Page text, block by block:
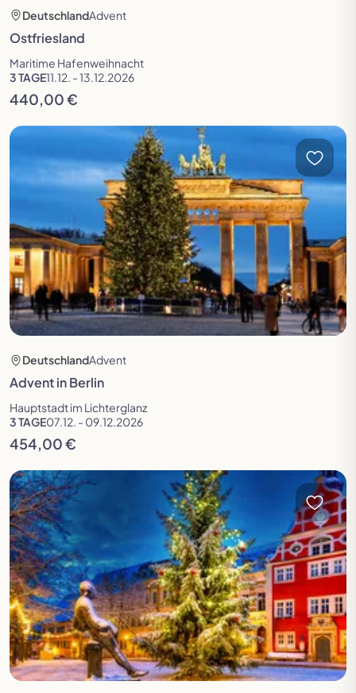
DeutschlandAdvent
Ostfriesland
Maritime Hafenweihnacht
3 TAGE11.12. - 13.12.2026
440,00 €
Reise öffnen
DeutschlandAdvent
Advent in Berlin
Hauptstadt im Lichterglanz
3 TAGE07.12. - 09.12.2026
454,00 €
Reise öffnen